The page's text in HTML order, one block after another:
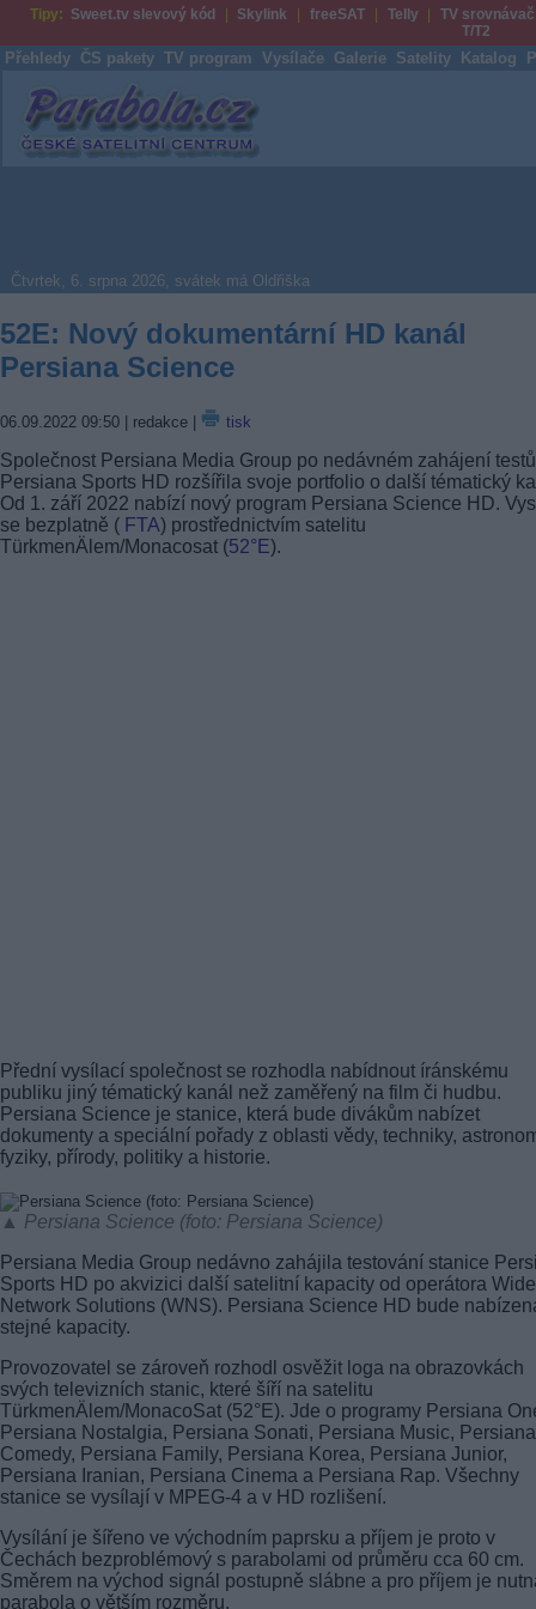
Tipy: Sweet.tv slevový kód Skylink freeSAT Telly
TV srovnávač
T/T2
Přehledy ČS pakety TV program Vysílače Galerie Satelity Katalog
Parabola.cz
Čtvrtek, 6. srpna 2026, svátek má Oldřiška
52E: Nový dokumentární HD kanál
Persiana Science
06.09.2022 09:50 | redakce | tisk
Společnost Persiana Media Group po nedávném zahájení testů
Persiana Sports HD rozšířila svoje portfolio o další tématický
Od 1. září 2022 nabízí nový program Persiana Science HD.
se bezplatně ( FTA) prostřednictvím satelitu
TürkmenÄlem/Monacosat (52°E).
Přední vysílací společnost se rozhodla nabídnout íránskému
publiku jiný tématický kanál než zaměřený na film či hudbu.
Persiana Science je stanice, která bude divákům nabízet
dokumenty a speciální pořady z oblasti vědy, techniky,
fyziky, přírody, politiky a historie.
▲ Persiana Science (foto: Persiana Science)
Persiana Media Group nedávno zahájila testování stanice
Sports HD po akvizici další satelitní kapacity od operátora Wide
Network Solutions (WNS). Persiana Science HD bude
stejné kapacity.
Provozovatel se zároveň rozhodl osvěžit loga na obrazovkách
svých televizních stanic, které šíří na satelitu
TürkmenÄlem/MonacoSat (52°E). Jde o programy Persiana
Persiana Nostalgia, Persiana Sonati, Persiana Music, Persiana
Comedy, Persiana Family, Persiana Korea, Persiana Junior,
Persiana Iranian, Persiana Cinema a Persiana Rap. Všechny
stanice se vysílají v MPEG-4 a v HD rozlišení.
Vysílání je šířeno ve východním paprsku a příjem je proto v
Čechách bezproblémový s parabolami od průměru cca 60 cm.
Směrem na východ signál postupně slábne a pro příjem je
parabola o větším rozměru.